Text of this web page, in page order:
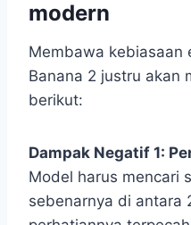
modern
Membawa kebiasaan
Banana 2 justru akan
berikut:
Dampak Negatif 1:
Model harus mencari
sebenarnya di antara